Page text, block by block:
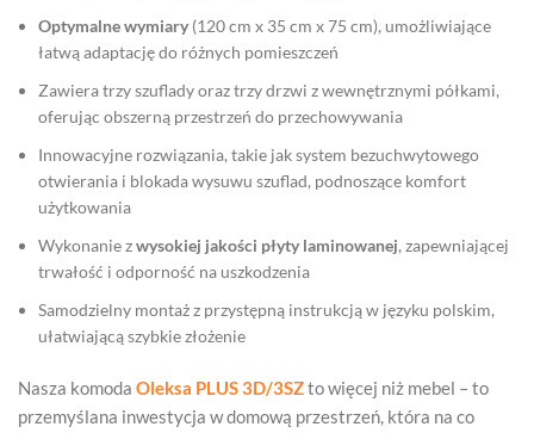
Optymalne wymiary (120 cm x 35 cm x 75 cm), umożliwiające
łatwą adaptację do różnych pomieszczeń
Zawiera trzy szuflady oraz trzy drzwi z wewnętrznymi półkami,
oferując obszerną przestrzeń do przechowywania
Innowacyjne rozwiązania, takie jak system bezuchwytowego
otwierania i blokada wysuwu szuflad, podnoszące komfort
użytkowania
Wykonanie zwysokiej jakości płyty laminowanej, zapewniającej
trwałość i odporność na uszkodzenia
Samodzielny montaż z przystępną instrukcją w języku polskim,
ułatwiającą szybkie złożenie
Nasza komoda Oleksa PLUS 3D/3SZto więcej niż mebel – to
przemyślana inwestycja w domową przestrzeń, która na co